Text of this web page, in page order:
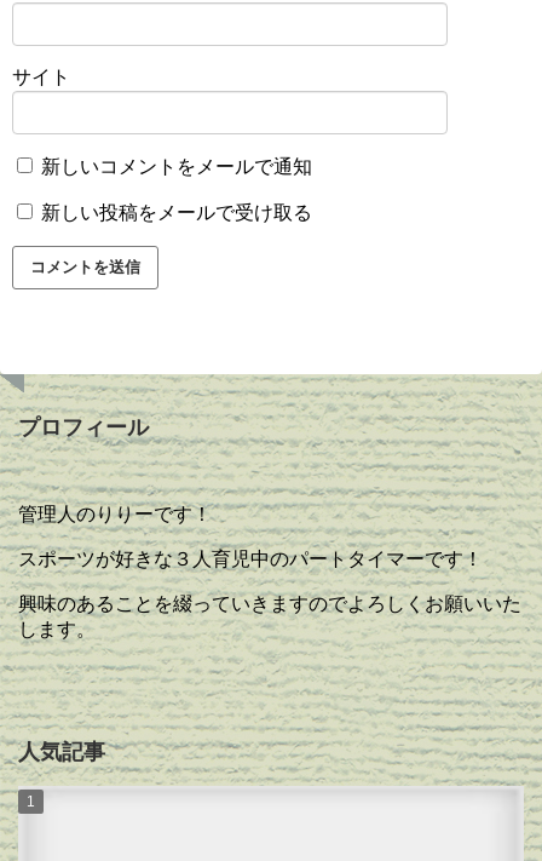
サイト
新しいコメントをメールで通知
新しい投稿をメールで受け取る
プロフィール
管理人のりりーです！
スポーツが好きな３人育児中のパートタイマーです！
興味のあることを綴っていきますのでよろしくお願いいた
します。
人気記事